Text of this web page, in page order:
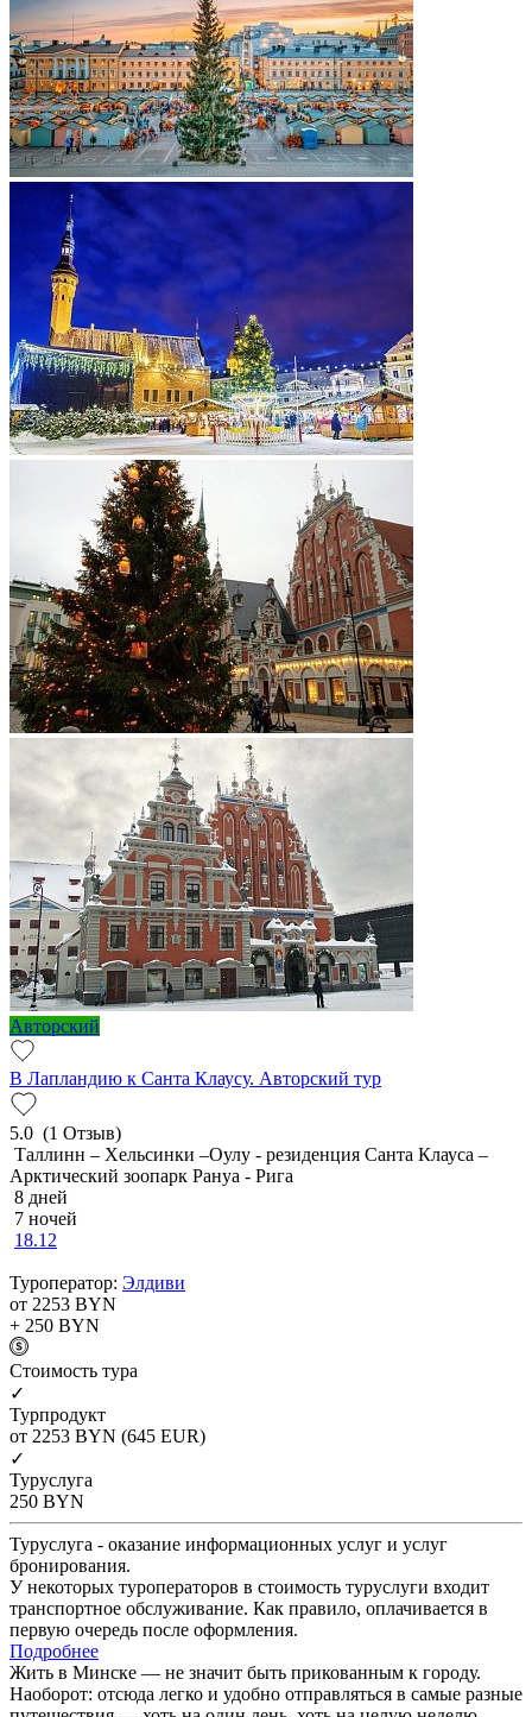
Авторский
В Лапландию к Санта Клаусу. Авторский тур
5.0 (1 Отзыв)
Таллинн – Хельсинки –Оулу - резиденция Санта Клауса –
Арктический зоопарк Рануа - Рига
8 дней
7 ночей
18.12
Туроператор: Элдиви
от 2253 BYN
+ 250 BYN
Cтоимость тура
✓
Турпродукт
от 2253 BYN (645 EUR)
✓
Туруслуга
250 BYN
Туруслуга - оказание информационных услуг и услуг
бронирования.
У некоторых туроператоров в стоимость туруслуги входит
транспортное обслуживание. Как правило, оплачивается в
первую очередь после оформления.
Подробнее
Жить в Минске — не значит быть прикованным к городу.
Наоборот: отсюда легко и удобно отправляться в самые разные